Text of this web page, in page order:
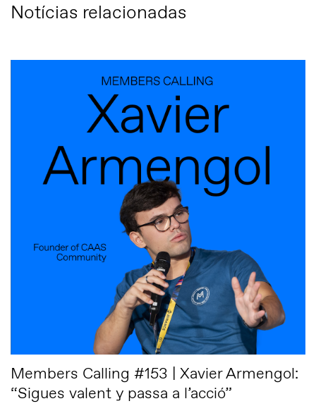
Notícias relacionadas
Members Calling #153 | Xavier Armengol:
“Sigues valent y passa a l’acció”